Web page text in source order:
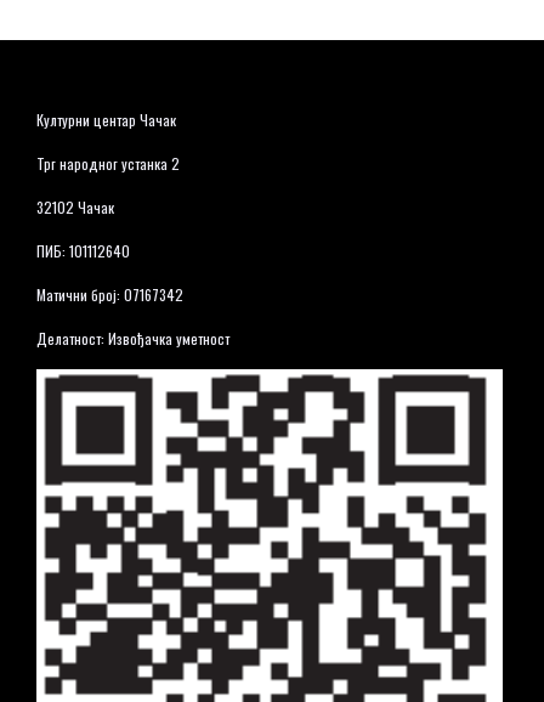
Културни центар Чачак
Трг народног устанка 2
32102 Чачак
ПИБ: 101112640
Матични број: 07167342
Делатност: Извођачка уметност